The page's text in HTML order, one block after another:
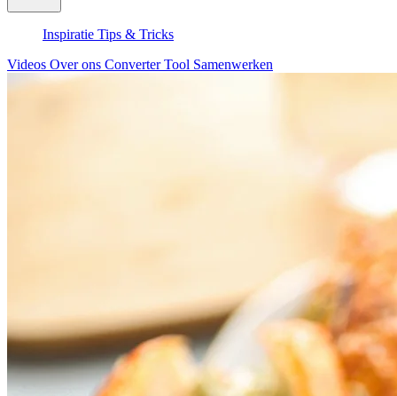
Inspiratie Tips & Tricks
Videos Over ons Converter Tool Samenwerken